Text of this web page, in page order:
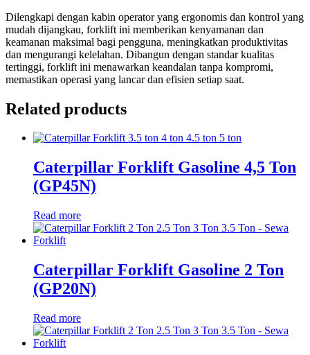
Dilengkapi dengan kabin operator yang ergonomis dan kontrol yang
mudah dijangkau, forklift ini memberikan kenyamanan dan
keamanan maksimal bagi pengguna, meningkatkan produktivitas
dan mengurangi kelelahan. Dibangun dengan standar kualitas
tertinggi, forklift ini menawarkan keandalan tanpa kompromi,
memastikan operasi yang lancar dan efisien setiap saat.
Related products
Caterpillar Forklift Gasoline 4,5 Ton
(GP45N)
Read more
Caterpillar Forklift Gasoline 2 Ton
(GP20N)
Read more